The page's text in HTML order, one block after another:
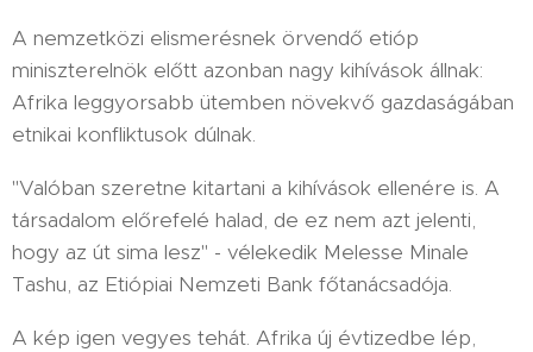
A nemzetközi elismerésnek örvendő etióp
miniszterelnök előtt azonban nagy kihívások állnak:
Afrika leggyorsabb ütemben növekvő gazdaságában
etnikai konfliktusok dúlnak.
"Valóban szeretne kitartani a kihívások ellenére is. A
társadalom előrefelé halad, de ez nem azt jelenti,
hogy az út sima lesz" - vélekedik Melesse Minale
Tashu, az Etiópiai Nemzeti Bank főtanácsadója.
A kép igen vegyes tehát. Afrika új évtizedbe lép,